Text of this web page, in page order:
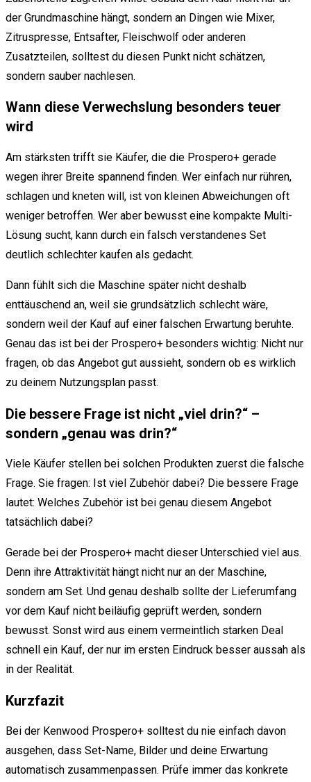
der Grundmaschine hängt, sondern an Dingen wie Mixer,
Zitruspresse, Entsafter, Fleischwolf oder anderen
Zusatzteilen, solltest du diesen Punkt nicht schätzen,
sondern sauber nachlesen.
Wann diese Verwechslung besonders teuer
wird
Am stärksten trifft sie Käufer, die die Prospero+ gerade
wegen ihrer Breite spannend finden. Wer einfach nur rühren,
schlagen und kneten will, ist von kleinen Abweichungen oft
weniger betroffen. Wer aber bewusst eine kompakte Multi-
Lösung sucht, kann durch ein falsch verstandenes Set
deutlich schlechter kaufen als gedacht.
Dann fühlt sich die Maschine später nicht deshalb
enttäuschend an, weil sie grundsätzlich schlecht wäre,
sondern weil der Kauf auf einer falschen Erwartung beruhte.
Genau das ist bei der Prospero+ besonders wichtig: Nicht nur
fragen, ob das Angebot gut aussieht, sondern ob es wirklich
zu deinem Nutzungsplan passt.
Die bessere Frage ist nicht „viel drin?“ –
sondern „genau was drin?“
Viele Käufer stellen bei solchen Produkten zuerst die falsche
Frage. Sie fragen: Ist viel Zubehör dabei? Die bessere Frage
lautet: Welches Zubehör ist bei genau diesem Angebot
tatsächlich dabei?
Gerade bei der Prospero+ macht dieser Unterschied viel aus.
Denn ihre Attraktivität hängt nicht nur an der Maschine,
sondern am Set. Und genau deshalb sollte der Lieferumfang
vor dem Kauf nicht beiläufig geprüft werden, sondern
bewusst. Sonst wird aus einem vermeintlich starken Deal
schnell ein Kauf, der nur im ersten Eindruck besser aussah als
in der Realität.
Kurzfazit
Bei der Kenwood Prospero+ solltest du nie einfach davon
ausgehen, dass Set-Name, Bilder und deine Erwartung
automatisch zusammenpassen. Prüfe immer das konkrete